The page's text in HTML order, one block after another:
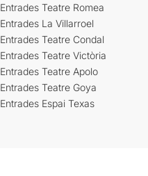
Entrades Teatre Romea
Entrades La Villarroel
Entrades Teatre Condal
Entrades Teatre Victòria
Entrades Teatre Apolo
Entrades Teatre Goya
Entrades Espai Texas